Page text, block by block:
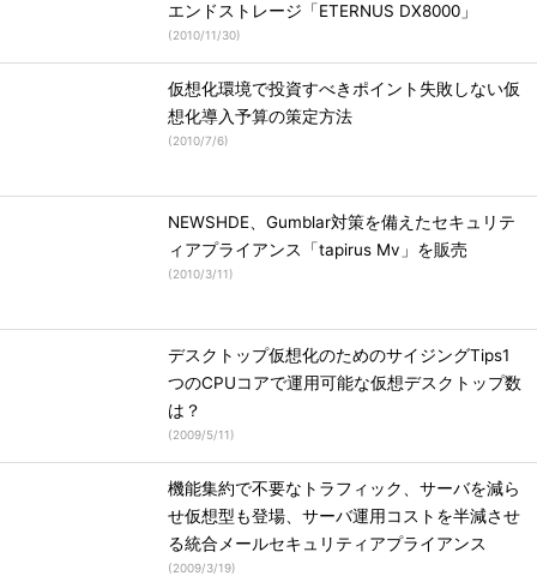
エンドストレージ「ETERNUS DX8000」
(2010/11/30)
仮想化環境で投資すべきポイント失敗しない仮
想化導入予算の策定方法
(2010/7/6)
NEWSHDE、Gumblar対策を備えたセキュリテ
ィアプライアンス「tapirus Mv」を販売
(2010/3/11)
デスクトップ仮想化のためのサイジングTips1
つのCPUコアで運用可能な仮想デスクトップ数
は？
(2009/5/11)
機能集約で不要なトラフィック、サーバを減ら
せ仮想型も登場、サーバ運用コストを半減させ
る統合メールセキュリティアプライアンス
(2009/3/19)